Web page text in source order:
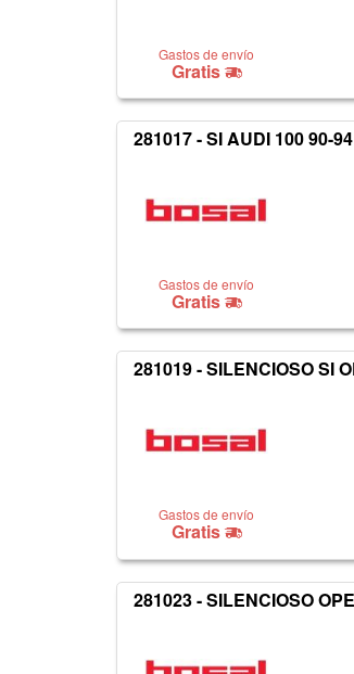
Gastos de envío
Gratis
281017 - SI AUDI 100 90-94
Gastos de envío
Gratis
281019 - SILENCIOSO SI
Gastos de envío
Gratis
281023 - SILENCIOSO